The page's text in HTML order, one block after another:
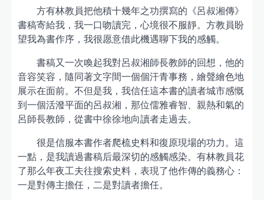
方有林教員把他積十幾年之功撰寫的《呂叔湘傳》
書稿寄給我，我一口吻讀完，心境很不服靜。方教員盼
望我為書作序，我很愿意借此機遇聊下我的感觸。
書稿又一次喚起我對呂叔湘師長教師的回想，他的
音容笑容，隨同著文字間一個個汗青事務，繪聲繪色地
展示在面前。不但是我，我信任這本書的讀者城市感慨
到一個活潑平面的呂叔湘，那位儒雅睿智、親熱和氣的
呂師長教師，從書中徐徐地向讀者走過去。
很是信服本書作者爬梳史料和復原現場的功力。這
一點，是我讀過書稿后最深切的感觸感染。有林教員花
了那么年夜工夫往搜索史料，表現了他作傳的義務心：
一是對傳主擔任，二是對讀者擔任。